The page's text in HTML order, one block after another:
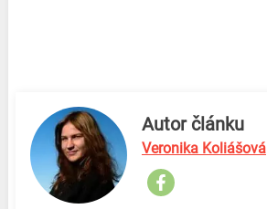
Autor článku
Veronika Koliášová